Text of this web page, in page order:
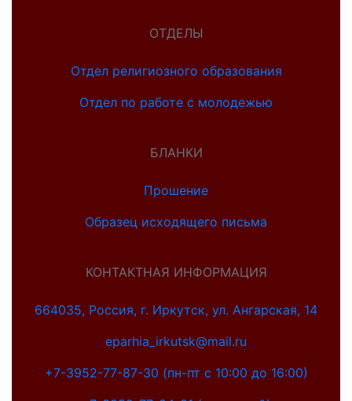
ОТДЕЛЫ
Отдел религиозного образования
Отдел по работе с молодежью
БЛАНКИ
Прошение
Образец исходящего письма
КОНТАКТНАЯ ИНФОРМАЦИЯ
664035, Россия, г. Иркутск, ул. Ангарская, 14
eparhia_irkutsk@mail.ru
+7-3952-77-87-30 (пн-пт с 10:00 до 16:00)